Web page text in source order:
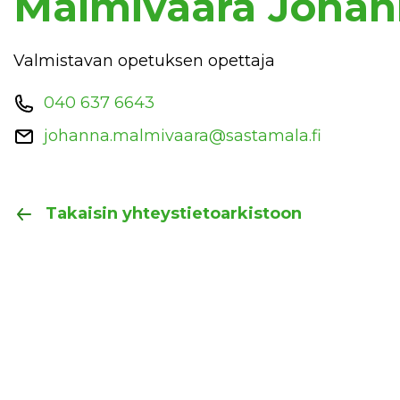
Valmistavan opetuksen opettaja
040 637 6643
johanna.malmivaara@sastamala.fi
Takaisin yhteystietoarkistoon